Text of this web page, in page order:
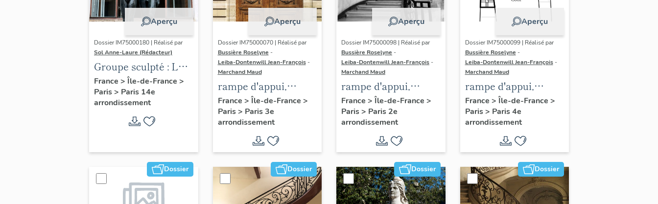
Aperçu
Dossier IM75000180 | Réalisé par
Sol Anne-Laure (Rédacteur)
Groupe sculpté : Les
Adolescents
France > Île-de-France >
Paris> Paris 14e
arrondissement
Aperçu
Dossier IM75000070 | Réalisé par
Bussière Roselyne -
Leiba-Dontenwill Jean-François -
Marchand Maud
rampe d'appui,
escalier de l' hôtel de
Sandreville (non
étudié)
France > Île-de-France >
Paris> Paris 3e
arrondissement
Aperçu
Dossier IM75000098 | Réalisé par
Bussière Roselyne -
Leiba-Dontenwill Jean-François -
Marchand Maud
rampe d'appui,
escalier de la maison
à porte cochère (non
étudié)
France > Île-de-France >
Paris> Paris 2e
arrondissement
Aperçu
Dossier IM75000099 | Réalisé par
Bussière Roselyne -
Leiba-Dontenwill Jean-François -
Marchand Maud
rampe d'appui,
escalier de la maison
à porte cochère (non
étudié)
France > Île-de-France >
Paris> Paris 4e
arrondissement
Dossier Dossier Dossier Dossier